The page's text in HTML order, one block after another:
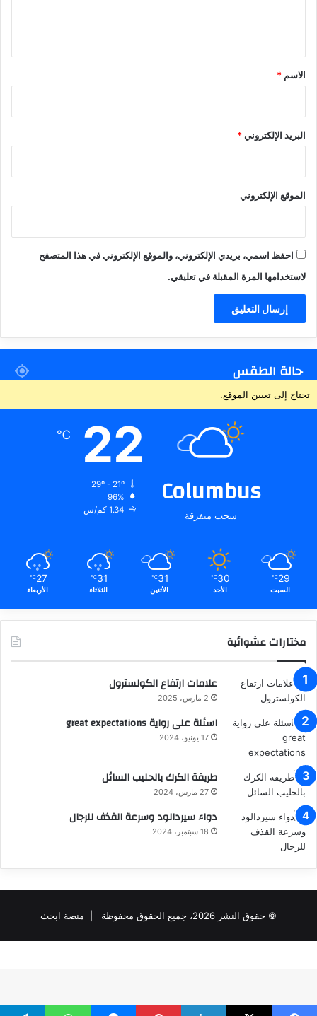
*
الاسم *
البريد الإلكتروني*
الموقع الإلكتروني
احفظ اسمي، بريدي الإلكتروني، والموقع الإلكتروني في هذا المتصفح
لاستخدامها المرة المقبلة في تعليقي.
حالة الطقس
تحتاج إلى تعيين الموقع.
Columbus
سحب متفرقة
22
℃
96%
1.34 كم/س
29
℃
السبت
30
℃
الأحد
31
℃
الأثنين
31
℃
الثلاثاء
27
℃
الأربعاء
مختارات عشوائية
علامات ارتفاع الكولسترول
2 مارس، 2025
اسئلة على رواية great expectations
17 يونيو، 2024
طريقة الكرك بالحليب السائل
27 مارس، 2024
دواء سيردالود وسرعة القذف للرجال
18 سبتمبر، 2024
© حقوق النشر 2026، جميع الحقوق محفوظة | منصة ابحث